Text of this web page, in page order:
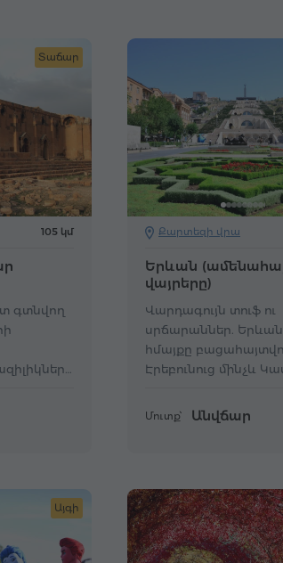
Տաճար
105 կմ
գտնվող
Քարտեզի վրա
Երևան
վայրերը)
Վարդագույն տուֆ ու
սրճարաններ.
հմայքը
Էրեբունուց մինչև
Մուտք՝ Անվճար
Այգի